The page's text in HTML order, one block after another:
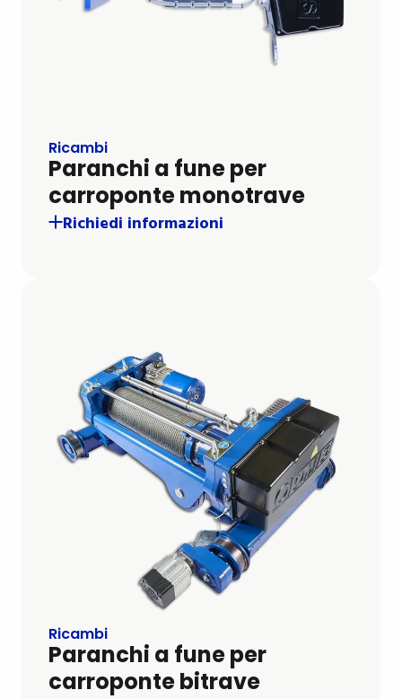
Ricambi
Paranchi a fune per
carroponte monotrave
Richiedi informazioni
Ricambi
Paranchi a fune per
carroponte bitrave